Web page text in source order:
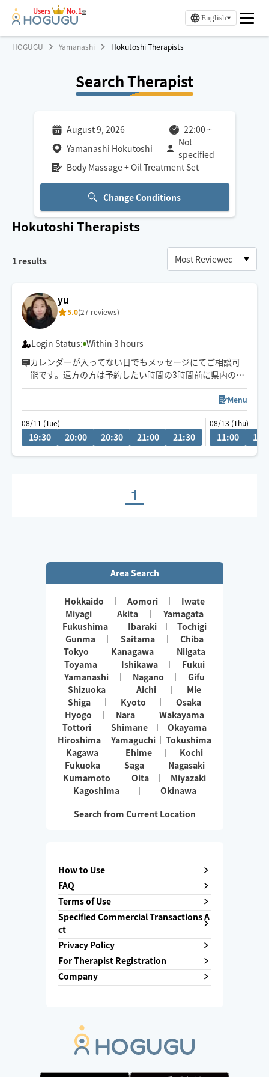
Users No.1※
English
HOGUGU Yamanashi Hokutoshi Therapists
Search Therapist
August 9, 2026 22:00 ~
Yamanashi Hokutoshi
Not
specified
Body Massage + Oil Treatment Set
Change Conditions
Hokutoshi Therapists
1 results
yu
5.0(27 reviews)
Login Status: Within 3 hours
カレンダーが入ってない日でもメッセージにてご相談可
能です。遠方の方は予約したい時間の3時間前に県内の方
は2時間前にリクエストお願いします。月によって活動エ
リアが異なりますので、あらかじめご確認の上リクエス
トをお願いいたします。
施術中にスマートフォンを閲覧はご遠慮ください。
お客様の要望を聞きながら、最善に目指します。
Menu
08/11 (Tue)
19:30 20:00 20:30 21:00 21:30
08/13 (Thu)
11:00
1
Area Search
Hokkaido Aomori
Iwate
Miyagi
Akita
Yamagata
Fukushima
Ibaraki
Tochigi
Gunma
Saitama
Chiba
Tokyo
Kanagawa
Niigata
Toyama
Ishikawa
Fukui
Yamanashi
Nagano
Gifu
Shizuoka
Aichi
Mie
Shiga
Kyoto
Osaka
Hyogo
Nara
Wakayama
Tottori
Shimane
Okayama
Hiroshima
Yamaguchi
Tokushima
Kagawa
Ehime
Kochi
Fukuoka
Saga
Nagasaki
Kumamoto
Oita
Miyazaki
Kagoshima
Okinawa
Search from Current Location
How to Use
FAQ
Terms of Use
Specified Commercial Transactions A
ct
Privacy Policy
For Therapist Registration
Company